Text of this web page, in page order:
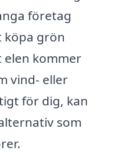
företag
köpa grön
kommer
vind- eller
för dig, kan
som